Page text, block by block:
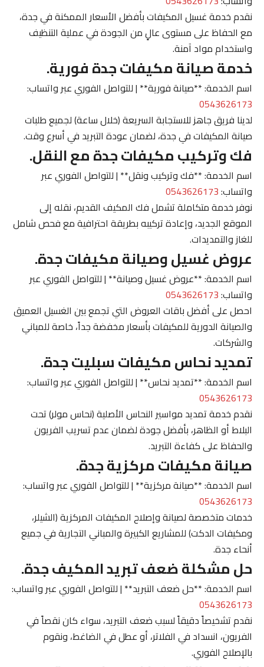
نقدم خدمة غسيل المكيفات بأفضل الأسعار الممكنة في جدة،
مع الحفاظ على مستوى عالٍ من الجودة في عملية التنظيف
واستخدام مواد آمنة.
خدمة صيانة مكيفات جدة فورية.
اسم الخدمة: **صيانة فورية** | للتواصل الفوري عبر واتساب:
0543626173
لدينا فريق جاهز للاستجابة السريعة (خلال ساعة) لجميع طلبات
صيانة المكيفات في جدة، لضمان عودة التبريد في أسرع وقت.
فك وتركيب مكيفات جدة مع النقل.
اسم الخدمة: **فك وتركيب ونقل** | للتواصل الفوري عبر
واتساب:0543626173
نوفر خدمة متكاملة تشمل فك المكيف القديم، نقله إلى
الموقع الجديد، وإعادة تركيبه بطريقة احترافية مع فحص شامل
للغاز والتمديدات.
عروض غسيل وصيانة مكيفات جدة.
اسم الخدمة: **عروض غسيل وصيانة** | للتواصل الفوري عبر
واتساب:0543626173
احصل على أفضل باقات العروض التي تجمع بين الغسيل العميق
والصيانة الدورية للمكيفات بأسعار مخفضة جداً، خاصة للمباني
والشركات.
تمديد نحاس مكيفات سبليت جدة.
اسم الخدمة: **تمديد نحاس** | للتواصل الفوري عبر واتساب:
0543626173
نقدم خدمة تمديد مواسير النحاس الأصلية (نحاس مولر) تحت
البلاط أو الظاهر، بأفضل جودة لضمان عدم تسريب الفريون
والحفاظ على كفاءة التبريد.
صيانة مكيفات مركزية جدة.
اسم الخدمة: **صيانة مركزية** | للتواصل الفوري عبر واتساب:
0543626173
خدمات متخصصة لصيانة وإصلاح المكيفات المركزية (الشيلر،
ومكيفات الدكت) للمشاريع الكبيرة والمباني التجارية في جميع
أنحاء جدة.
حل مشكلة ضعف تبريد المكيف جدة.
اسم الخدمة: **حل ضعف التبريد** | للتواصل الفوري عبر واتساب:
0543626173
نقدم تشخيصاً دقيقاً لسبب ضعف التبريد، سواء كان نقصاً في
الفريون، انسداد في الفلاتر، أو عطل في الضاغط، ونقوم
بالإصلاح الفوري.